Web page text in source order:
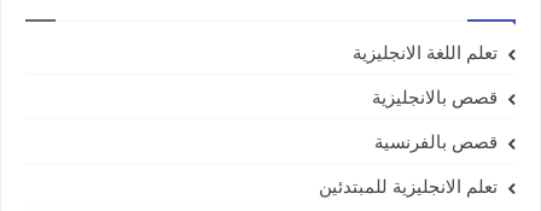
تعلم اللغة الانجليزية
قصص بالانجليزية
قصص بالفرنسية
تعلم الانجليزية للمبتدئين